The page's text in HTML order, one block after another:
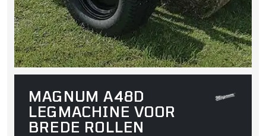
MAGNUM A48D
LEGMACHINE VOOR
BREDE ROLLEN